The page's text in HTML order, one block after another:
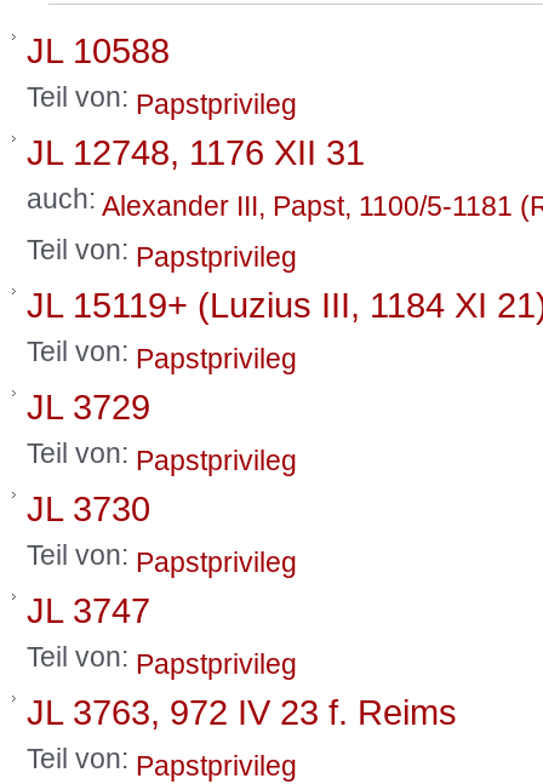
JL 10588
Teil von: Papstprivileg
JL 12748, 1176 XII 31
auch: Alexander III, Papst, 1100/5-1181
Teil von: Papstprivileg
JL 15119+ (Luzius III, 1184 XI
Teil von: Papstprivileg
JL 3729
Teil von: Papstprivileg
JL 3730
Teil von: Papstprivileg
JL 3747
Teil von: Papstprivileg
JL 3763, 972 IV 23 f. Reims
Teil von: Papstprivileg